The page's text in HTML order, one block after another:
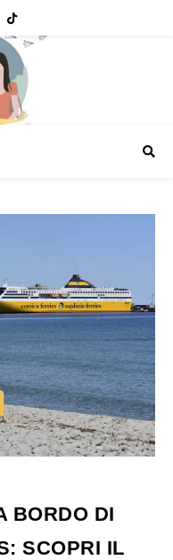
BORDO DI
SCOPRI IL